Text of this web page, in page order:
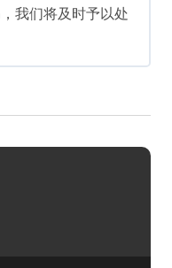
我们将及时予以处